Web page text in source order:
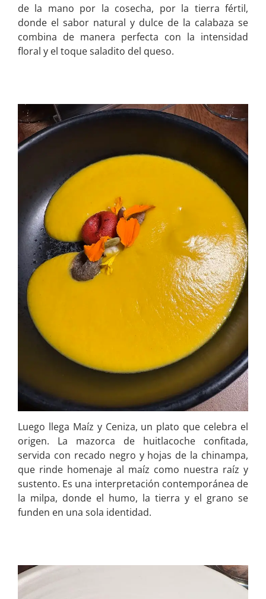
de la mano por la cosecha, por la tierra fértil,
donde el sabor natural y dulce de la calabaza se
combina de manera perfecta con la intensidad
floral y el toque saladito del queso.
Luego llega Maíz y Ceniza, un plato que celebra el
origen. La mazorca de huitlacoche confitada,
servida con recado negro y hojas de la chinampa,
que rinde homenaje al maíz como nuestra raíz y
sustento. Es una interpretación contemporánea de
la milpa, donde el humo, la tierra y el grano se
funden en una sola identidad.